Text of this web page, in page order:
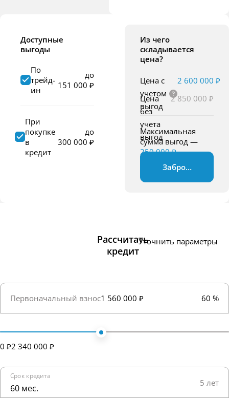
Доступные
выгоды
до
151 000 ₽
По
трейд-
ин
до
300 000 ₽
При
покупке
в
кредит
Из чего
складывается
цена?
Цена с
учетом
выгод
2 600 000 ₽
Цена
без
учета
выгод
2 850 000 ₽
Максимальная
сумма выгод —
250 000 ₽
Забронировать
Рассчитать
кредит
Уточнить параметры
Первоначальный взнос1 560 000 ₽ 60 %
0 ₽2 340 000 ₽
Срок кредита
60 мес. 5 лет